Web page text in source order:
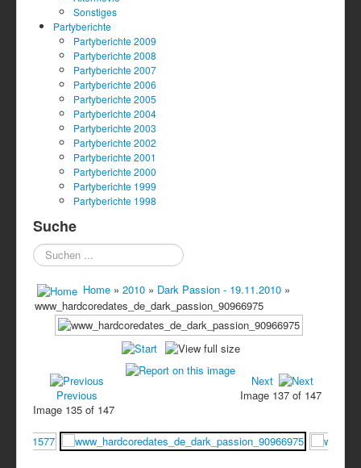
Sonstiges
Partyberichte
Partyberichte 2009
Partyberichte 2008
Partyberichte 2007
Partyberichte 2006
Partyberichte 2005
Partyberichte 2004
Partyberichte 2003
Partyberichte 2002
Partyberichte 2001
Partyberichte 2000
Partyberichte 1999
Partyberichte 1998
Suche
Suchen
...
Home » 2010 » Dark Passion - 19.11.2010 »
www_hardcoredates_de_dark_passion_90966975
Previous
Image 135 of 147
Next
Image 137 of 147